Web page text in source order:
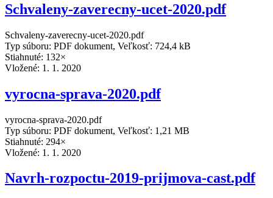
Schvaleny-zaverecny-ucet-2020.pdf
Schvaleny-zaverecny-ucet-2020.pdf
Typ súboru: PDF dokument, Veľkosť: 724,4 kB
Stiahnuté: 132×
Vložené: 1. 1. 2020
vyrocna-sprava-2020.pdf
vyrocna-sprava-2020.pdf
Typ súboru: PDF dokument, Veľkosť: 1,21 MB
Stiahnuté: 294×
Vložené: 1. 1. 2020
Navrh-rozpoctu-2019-prijmova-cast.pdf